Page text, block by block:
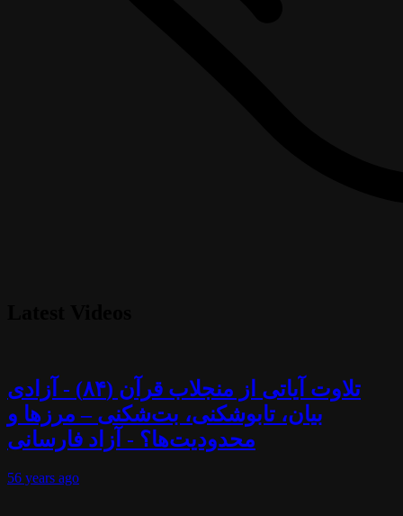
تلاوت آیاتی از منجلاب قرآن (۸۴) - آزادی
بیان، تابوشکنی، بت‌شکنی – مرزها و
محدودیت‌ها؟ - آزاد فارسانی
56 years ago